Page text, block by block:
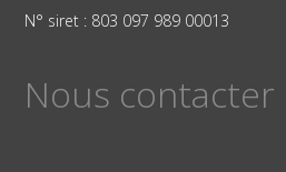
N° siret : 803 097 989 00013
Nous contacter